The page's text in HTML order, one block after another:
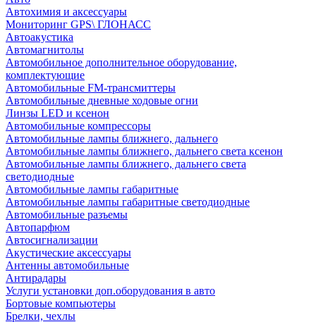
Автохимия и аксессуары
Мониторинг GPS\ ГЛОНАСС
Автоакустика
Автомагнитолы
Автомобильное дополнительное оборудование,
комплектующие
Автомобильные FM-трансмиттеры
Автомобильные дневные ходовые огни
Линзы LED и ксенон
Автомобильные компрессоры
Автомобильные лампы ближнего, дальнего
Автомобильные лампы ближнего, дальнего света ксенон
Автомобильные лампы ближнего, дальнего света
светодиодные
Автомобильные лампы габаритные
Автомобильные лампы габаритные светодиодные
Автомобильные разъемы
Автопарфюм
Автосигнализации
Акустические аксессуары
Антенны автомобильные
Антирадары
Услуги установки доп.оборудования в авто
Бортовые компьютеры
Брелки, чехлы